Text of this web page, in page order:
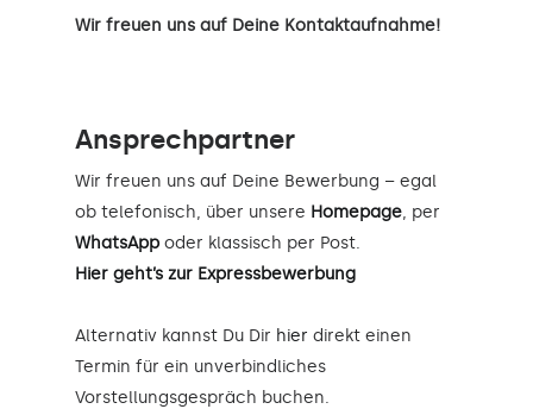
Wir freuen uns auf Deine Kontaktaufnahme!
Ansprechpartner
Wir freuen uns auf Deine Bewerbung – egal
ob telefonisch, über unsere Homepage, per
WhatsApp oder klassisch per Post.
Hier geht’s zur Expressbewerbung
Alternativ kannst Du Dir hier direkt einen
Termin für ein unverbindliches
Vorstellungsgespräch buchen.